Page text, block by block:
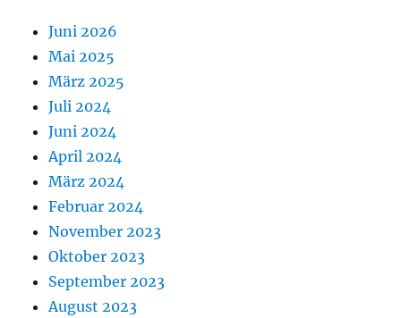
Juni 2026
Mai 2025
März 2025
Juli 2024
Juni 2024
April 2024
März 2024
Februar 2024
November 2023
Oktober 2023
September 2023
August 2023